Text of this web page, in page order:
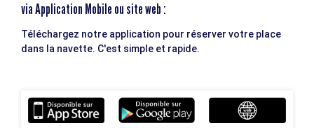
via Application Mobile ou site web :
Téléchargez notre application pour réserver votre place
dans la navette. C'est simple et rapide.